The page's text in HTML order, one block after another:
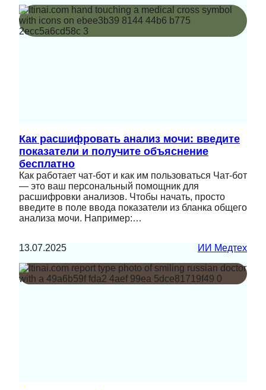
Как расшифровать анализ мочи: введите
показатели и получите объяснение
бесплатно
Как работает чат-бот и как им пользоваться Чат-бот
— это ваш персональный помощник для
расшифровки анализов. Чтобы начать, просто
введите в поле ввода показатели из бланка общего
анализа мочи. Например:…
13.07.2025 ИИ Медтех